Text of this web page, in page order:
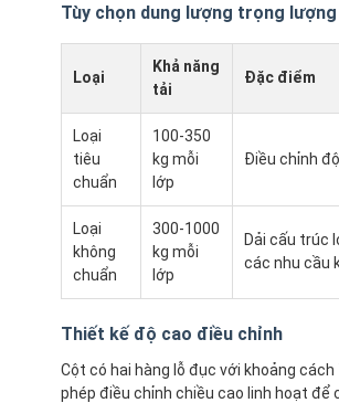
Tùy chọn dung lượng trọng lượng
Loại
Khả năng
tải
Đặc điểm
Loại
tiêu
chuẩn
100-350
kg mỗi
lớp
Điều chỉnh
Loại
không
chuẩn
300-1000
kg mỗi
lớp
Dải cấu trúc
các nhu cầu
Thiết kế độ cao điều chỉnh
Cột có hai hàng lỗ đục với khoảng cách
phép điều chỉnh chiều cao linh hoạt để